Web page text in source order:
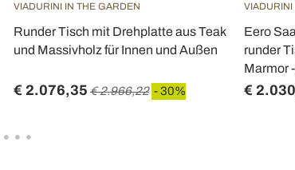
VIADURINI IN THE GARDEN
Runder Tisch mit Drehplatte aus Teak
und Massivholz für Innen und Außen
€ 2.076,35 € 2.966,22 - 30%
VIADURINI
Eero
runder
Marmor
€